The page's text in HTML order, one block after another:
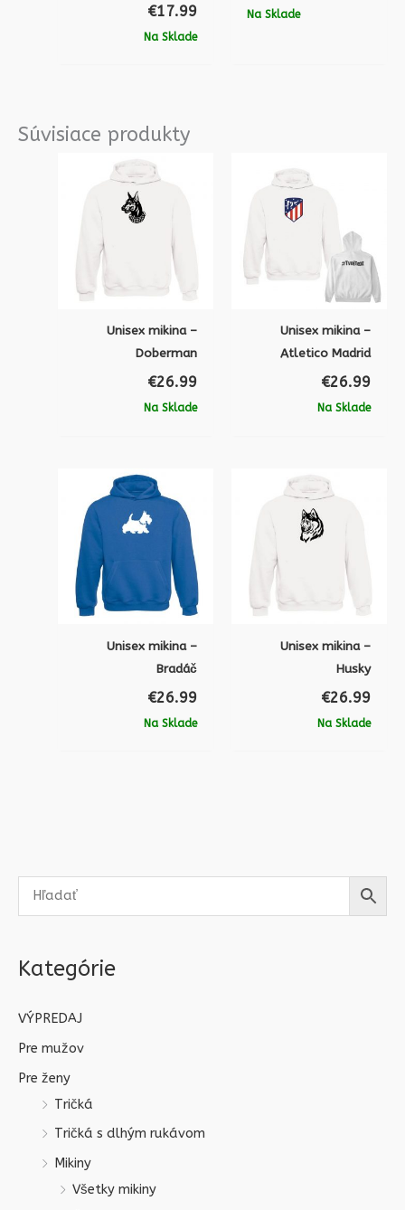
Kategórie
VÝPREDAJ
Pre mužov
Pre ženy
Tričká
Tričká s dlhým rukávom
Mikiny
Všetky mikiny
€17.99
Na Sklade
Na Sklade
Súvisiace produkty
Unisex mikina –
Doberman
€26.99
Na Sklade
Unisex mikina –
Atletico Madrid
€26.99
Na Sklade
Unisex mikina –
Bradáč
€26.99
Na Sklade
Unisex mikina –
Husky
€26.99
Na Sklade